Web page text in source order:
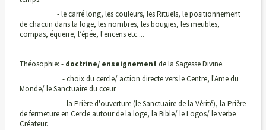
- le carré long, les couleurs, les Rituels, le positionnement
de chacun dans la loge, les nombres, les bougies, les meubles,
compas, équerre, l’épée, l'encens etc....
Théosophie: -doctrine/ enseignement de la Sagesse Divine.
- choix du cercle/ action directe vers le Centre, l'Ame du
Monde/ le Sanctuaire du cœur.
- la Prière d'ouverture (le Sanctuaire de la Vérité), la Prière
de fermeture en Cercle autour de la loge, la Bible/ le Logos/ le verbe
Créateur.